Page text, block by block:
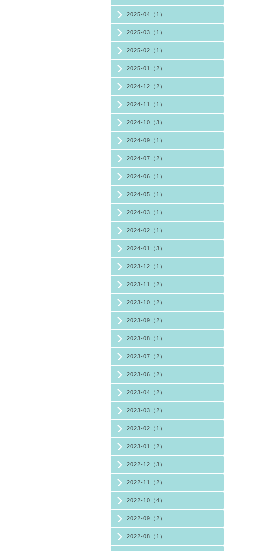
2025-04（1）
2025-03（1）
2025-02（1）
2025-01（2）
2024-12（2）
2024-11（1）
2024-10（3）
2024-09（1）
2024-07（2）
2024-06（1）
2024-05（1）
2024-03（1）
2024-02（1）
2024-01（3）
2023-12（1）
2023-11（2）
2023-10（2）
2023-09（2）
2023-08（1）
2023-07（2）
2023-06（2）
2023-04（2）
2023-03（2）
2023-02（1）
2023-01（2）
2022-12（3）
2022-11（2）
2022-10（4）
2022-09（2）
2022-08（1）